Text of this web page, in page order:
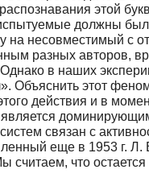
этой
должны
несовместимый с
разных авторов,
в наших
Объяснить этот
действия и в
является
связан с
еще в 1953 г. Л.
что остается